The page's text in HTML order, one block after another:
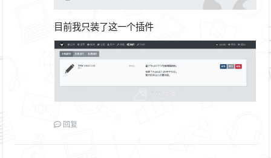
目前我只装了这一个插件
回复